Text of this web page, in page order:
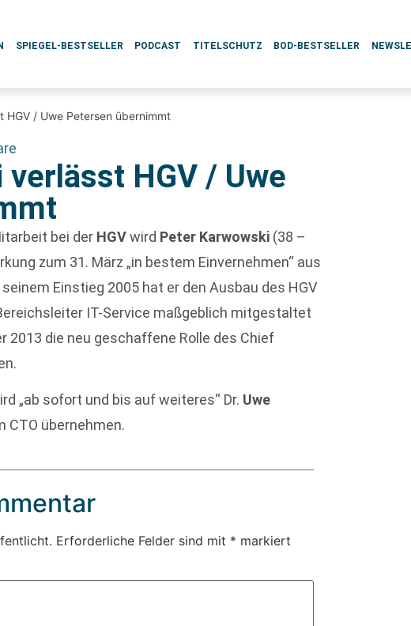
SPIEGEL-BESTSELLER PODCAST TITELSCHUTZ BOD-BESTSELLER
HGV / Uwe Petersen übernimmt
HGV / Uwe
bei der HGVwird Peter Karwowski (38 –
zum 31. März „in bestem Einvernehmen“ aus
Einstieg 2005 hat er den Ausbau des HGV
IT-Service maßgeblich mitgestaltet
2013 die neu geschaffene Rolle des Chief
„ab sofort und bis auf weiteres“ Dr. Uwe
CTO übernehmen.
Erforderliche Felder sind mit * markiert